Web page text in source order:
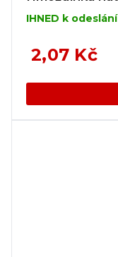
IHNED k odeslání
2,07 Kč